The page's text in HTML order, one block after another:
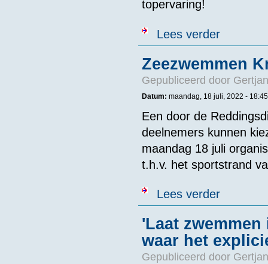
topervaring!
Lees verderover 16
Zeezwemmen
Gepubliceerd door
Datum: maandag, 18 juli, 2022 - 18:45
Een door de
deelnemers kunnen
maandag 18 juli
t.h.v. het sportstrand
Lees verderover
'Laat
waar het
Gepubliceerd door